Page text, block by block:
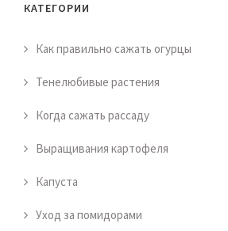
КАТЕГОРИИ
Как правильно сажать огурцы
Тенелюбивые растения
Когда сажать рассаду
Выращивания картофеля
Капуста
Уход за помидорами